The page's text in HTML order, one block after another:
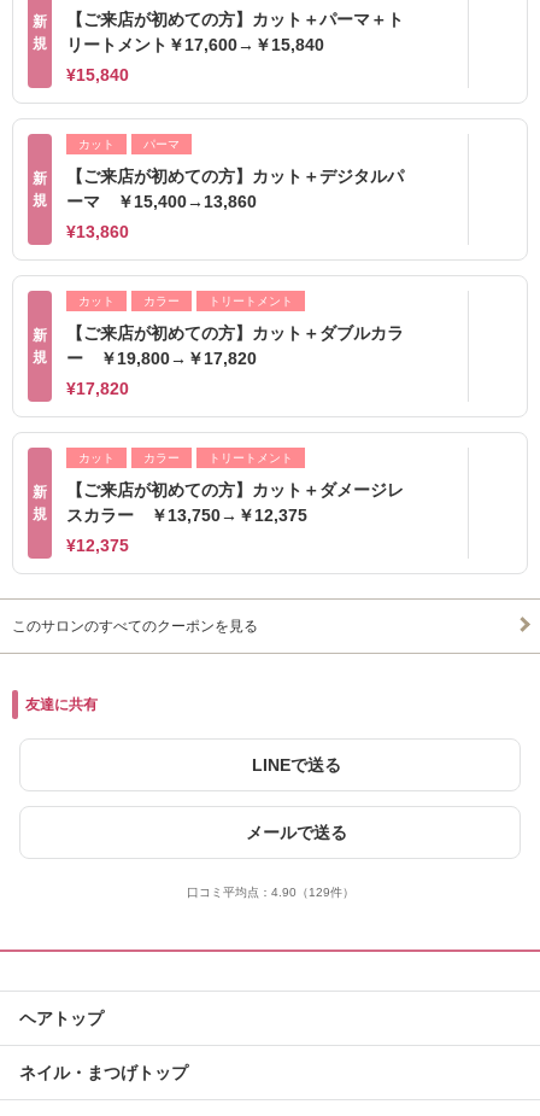
新
規
【ご来店が初めての方】カット＋パーマ＋ト
リートメント￥17,600→￥15,840
¥15,840
新
規
カット パーマ
【ご来店が初めての方】カット＋デジタルパ
ーマ ￥15,400→13,860
¥13,860
新
規
カット カラー トリートメント
【ご来店が初めての方】カット＋ダブルカラ
ー ￥19,800→￥17,820
¥17,820
新
規
カット カラー トリートメント
【ご来店が初めての方】カット＋ダメージレ
スカラー ￥13,750→￥12,375
¥12,375
このサロンのすべてのクーポンを見る
友達に共有
LINEで送る
メールで送る
口コミ平均点： 4.90 （129件）
ヘアトップ
ネイル・まつげトップ